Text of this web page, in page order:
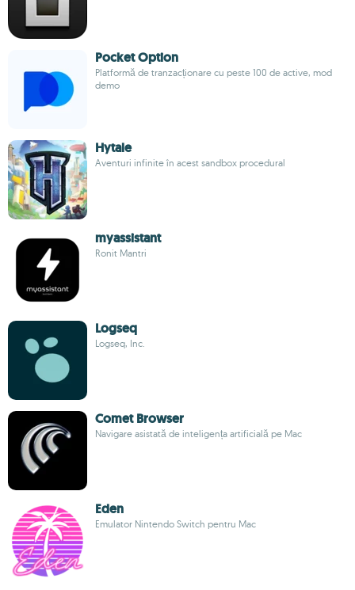
Pocket Option
Platformă de tranzacționare cu peste 100 de active, mod
demo
Hytale
Aventuri infinite în acest sandbox procedural
myassistant
Ronit Mantri
Logseq
Logseq, Inc.
Comet Browser
Navigare asistată de inteligența artificială pe Mac
Eden
Emulator Nintendo Switch pentru Mac